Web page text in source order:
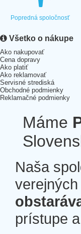
Popredná spoločnosť
Všetko o nákupe
Ako nakupovať
Cena dopravy
Ako platiť
Ako reklamovať
Servisné strediská
Obchodné podmienky
Reklamačné podmienky
Máme
Naša
prístupe